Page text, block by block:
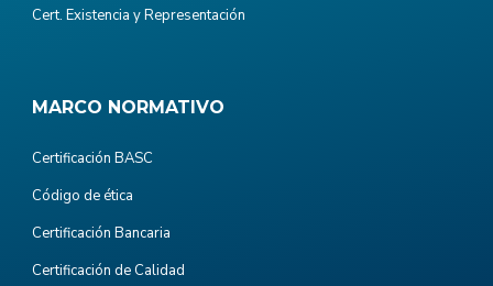
Cert. Existencia y Representación
MARCO NORMATIVO
Certificación BASC
Código de ética
Certificación Bancaria
Certificación de Calidad